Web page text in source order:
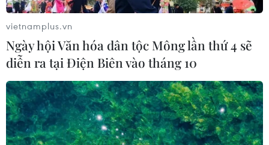
vietnamplus.vn
Ngày hội Văn hóa dân tộc Mông lần thứ 4 sẽ
diễn ra tại Điện Biên vào tháng 10